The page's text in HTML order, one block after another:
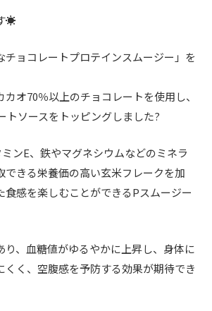
☀️
チョコレートプロテインスムージー」を
オ70％以上のチョコレートを使用し、
トソースをトッピングしました?
ンE、鉄やマグネシウムなどのミネラ
できる栄養価の高い玄米フレークを加
食感を楽しむことができるPスムージー
り、血糖値がゆるやかに上昇し、身体に
くく、空腹感を予防する効果が期待でき